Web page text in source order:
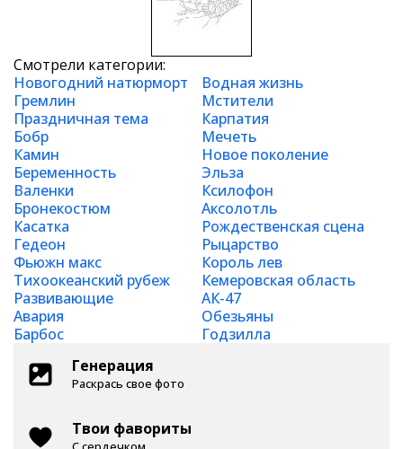
Смотрели категории:
Новогодний натюрморт
Водная жизнь
Гремлин
Мстители
Праздничная тема
Карпатия
Бобр
Мечеть
Камин
Новое поколение
Беременность
Эльза
Валенки
Ксилофон
Бронекостюм
Аксолотль
Касатка
Рождественская сцена
Гедеон
Рыцарство
Фьюжн макс
Король лев
Тихоокеанский рубеж
Кемеровская область
Развивающие
АК-47
Авария
Обезьяны
Барбос
Годзилла
Генерация
Раскрась свое фото
Твои фавориты